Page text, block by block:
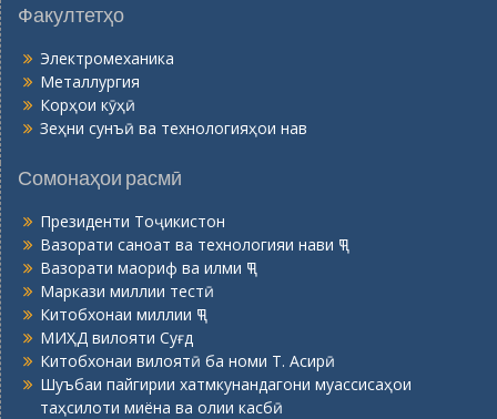
Факултетҳо
Электромеханика
Металлургия
Корҳои кӯҳӣ
Зеҳни сунъӣ ва технологияҳои нав
Сомонаҳои расмӣ
Президенти Тоҷикистон
Вазорати саноат ва технологияи нави ҶТ
Вазорати маориф ва илми ҶТ
Маркази миллии тестӣ
Китобхонаи миллии ҶТ
МИҲД вилояти Суғд
Китобхонаи вилоятӣ ба номи Т. Асирӣ
Шуъбаи пайгирии хатмкунандагони муассисаҳои
таҳсилоти миёна ва олии касбӣ